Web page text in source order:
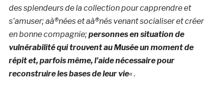
des splendeurs de la collection pour capprendre et
s’amuser; aà®nées et aà®nés venant socialiser et créer
en bonne compagnie; personnes en situation de
vulnérabilité qui trouvent au Musée un moment de
répit et, parfois même, l’aide nécessaire pour
reconstruire les bases de leur vie« .